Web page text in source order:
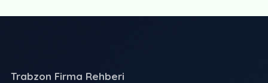
Trabzon Firma Rehberi